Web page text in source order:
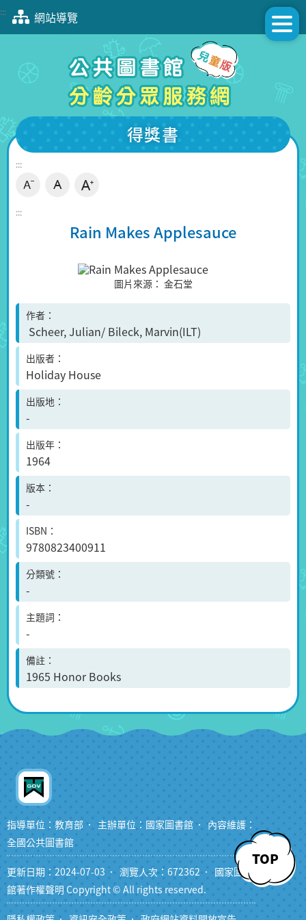
跳
塊
::: 網站導覽
得獎書
:::
:::
Rain Makes Applesauce
圖片來源： 金石堂
作者
Scheer, Julian/ Bileck, Marvin(ILT)
出版者
Holiday House
出版地
-
出版年
1964
版本
-
ISBN
9780823400911
分類號
-
主題詞
-
備註
1965 Honor Books
TOP
指導單位：教育部 主辦單位：國家圖書館
內容維護：
全國公共圖書館
更新日期：2024-07-03 瀏覽人次：672362
國家圖書
館著作權聲明 Copyright © All rights reserved.